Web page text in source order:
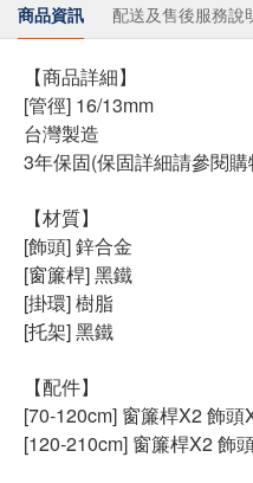
商品資訊 配送及售後服務說
【商品詳細】
[管徑] 16/13mm
台灣製造
3年保固(保固詳細請參閱購
【材質】
[飾頭] 鋅合金
[窗簾桿] 黑鐵
[掛環] 樹脂
[托架] 黑鐵
【配件】
[70-120cm] 窗簾桿X2 飾
[120-210cm] 窗簾桿X2 飾